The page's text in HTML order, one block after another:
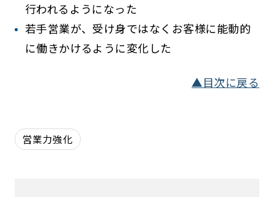
行われるようになった
若手営業が、受け身ではなくお客様に能動的
に働きかけるように変化した
▲目次に戻る
営業力強化